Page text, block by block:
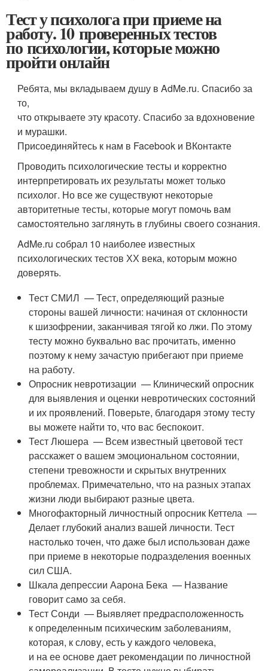
Тест у психолога при приеме на
работу. 10 проверенных тестов
по психологии, которые можно
пройти онлайн
Ребята, мы вкладываем душу в AdMe.ru. Cпасибо за
то,
что открываете эту красоту. Спасибо за вдохновение
и мурашки.
Присоединяйтесь к нам в Facebook и ВКонтакте
Проводить психологические тесты и корректно
интерпретировать их результаты может только
психолог. Но все же существуют некоторые
авторитетные тесты, которые могут помочь вам
самостоятельно заглянуть в глубины своего сознания.
AdMe.ru собрал 10 наиболее известных
психологических тестов ХХ века, которым можно
доверять.
Тест СМИЛ — Тест, определяющий разные
стороны вашей личности: начиная от склонности
к шизофрении, заканчивая тягой ко лжи. По этому
тесту можно буквально вас прочитать, именно
поэтому к нему зачастую прибегают при приеме
на работу.
Опросник невротизации — Клинический опросник
для выявления и оценки невротических состояний
и их проявлений. Поверьте, благодаря этому тесту
вы можете найти то, что вас беспокоит.
Тест Люшера — Всем известный цветовой тест
расскажет о вашем эмоциональном состоянии,
степени тревожности и скрытых внутренних
проблемах. Примечательно, что на разных этапах
жизни люди выбирают разные цвета.
Многофакторный личностный опросник Кеттела —
Делает глубокий анализ вашей личности. Тест
настолько точен, что даже был использован даже
при приеме в некоторые подразделения военных
сил США.
Шкала депрессии Аарона Бека — Название
говорит само за себя.
Тест Сонди — Выявляет предрасположенность
к определенным психическим заболеваниям,
которая, к слову, есть у каждого человека,
и на ее основе дает рекомендации по личностной